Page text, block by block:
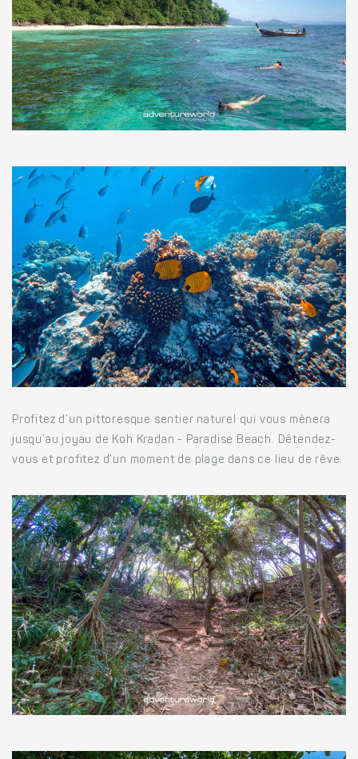
Profitez d’un pittoresque sentier naturel qui vous mènera
jusqu’au joyau de Koh Kradan - Paradise Beach. Détendez-
vous et profitez d’un moment de plage dans ce lieu de rêve.